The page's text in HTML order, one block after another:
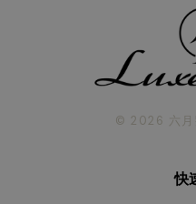
© 2026 六月
快